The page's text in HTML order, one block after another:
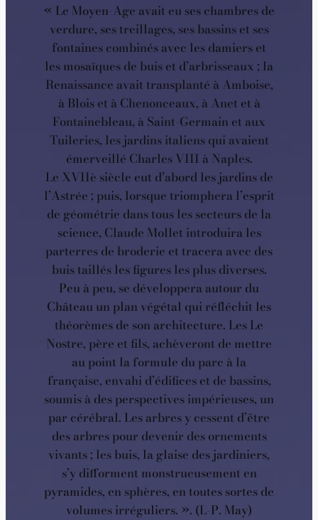
« Le Moyen-Age avait eu ses chambres de
verdure, ses treillages, ses bassins et ses
fontaines combinés avec les damiers et
les mosaïques de buis et d’arbrisseaux ; la
Renaissance avait transplanté à Amboise,
à Blois et à Chenonceaux, à Anet et à
Fontainebleau, à Saint-Germain et aux
Tuileries, les jardins italiens qui avaient
émerveillé Charles VIII à Naples.
Le XVIIè siècle eut d’abord les jardins de
l’Astrée ; puis, lorsque triomphera l’esprit
de géométrie dans tous les secteurs de la
science, Claude Mollet introduira les
parterres de broderie et tracera avec des
buis taillés les figures les plus diverses.
Peu à peu, se développera autour du
Château un plan végétal qui réfléchit les
théorèmes de son architecture. Les Le
Nostre, père et fils, achèveront de mettre
au point la formule du parc à la
française, envahi d’édifices et de bassins,
soumis à des perspectives impérieuses, un
par cérébral. Les arbres y cessent d’être
des arbres pour devenir des ornements
vivants ; les buis, la glaise des jardiniers,
s’y difforment monstrueusement en
pyramides, en sphères, en toutes sortes de
volumes irréguliers. ». (L-P. May)